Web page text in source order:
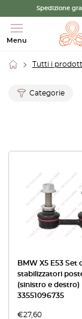
Spedizione
Menu
Tutti i
Categorie
BMW X5 E53 Set
stabilizzatori
(sinistro e destro)
33551096735
€27,60